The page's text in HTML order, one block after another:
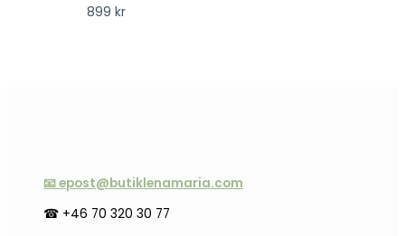
899kr
📧 epost@butiklenamaria.com
☎ +46 70 320 30 77